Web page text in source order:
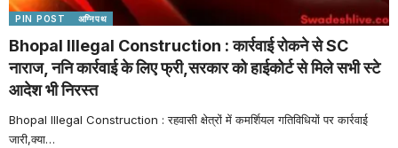
PIN POST अग्निपथ
Bhopal Illegal Construction : कार्रवाई रोकने से SC
नाराज, ननि कार्रवाई के लिए फ्री,सरकार को हाईकोर्ट से मिले सभी स्टे
आदेश भी निरस्त
Bhopal Illegal Construction : रहवासी क्षेत्रों में कमर्शियल गतिविधियों पर कार्रवाई
जारी,क्या…